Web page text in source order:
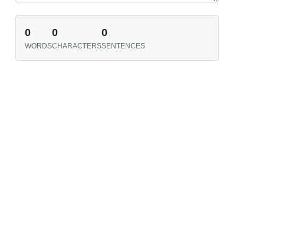
0
WORDS
0
CHARACTERS
0
SENTENCES